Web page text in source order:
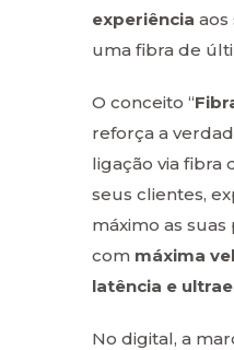
experiência aos
uma fibra de
O conceito “
reforça a
ligação via fibra
seus clientes,
máximo as
com máxima
latência e
No digital, a